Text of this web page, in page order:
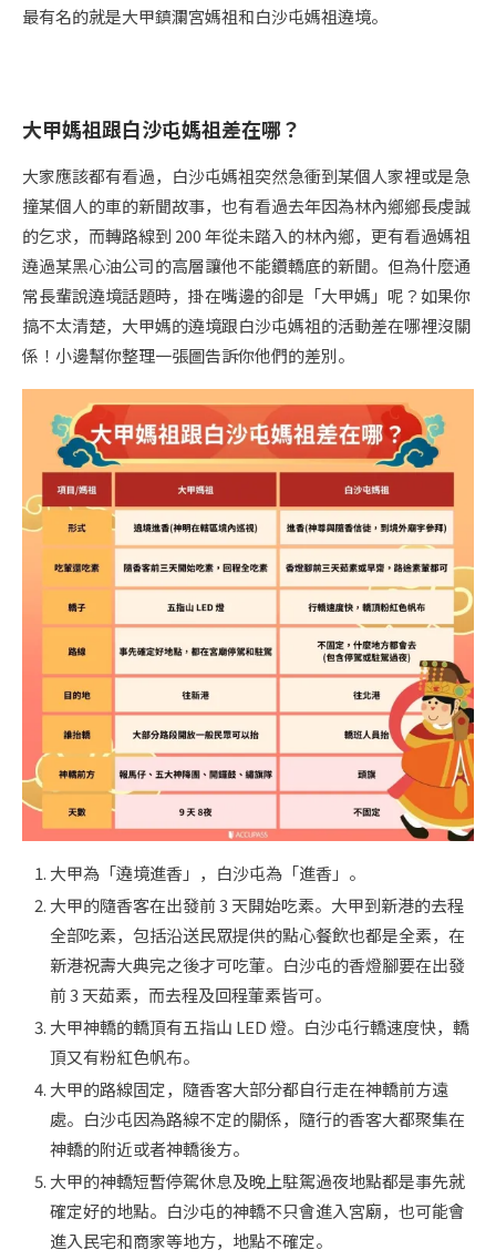
最有名的就是大甲鎮瀾宮媽祖和白沙屯媽祖遶境。
大甲媽祖跟白沙屯媽祖差在哪？
大家應該都有看過，白沙屯媽祖突然急衝到某個人家裡或是急
撞某個人的車的新聞故事，也有看過去年因為林內鄉鄉長虔誠
的乞求，而轉路線到 200 年從未踏入的林內鄉，更有看過媽祖
遶過某黑心油公司的高層讓他不能鑽轎底的新聞。但為什麼通
常長輩說遶境話題時，掛在嘴邊的卻是「大甲媽」呢？如果你
搞不太清楚，大甲媽的遶境跟白沙屯媽祖的活動差在哪裡沒關
係！小邊幫你整理一張圖告訴你他們的差別。
大甲為「遶境進香」，白沙屯為「進香」。
大甲的隨香客在出發前 3 天開始吃素。大甲到新港的去程
全部吃素，包括沿送民眾提供的點心餐飲也都是全素，在
新港祝壽大典完之後才可吃葷。白沙屯的香燈腳要在出發
前 3 天茹素，而去程及回程葷素皆可。
大甲神轎的轎頂有五指山 LED 燈。白沙屯行轎速度快，轎
頂又有粉紅色帆布。
大甲的路線固定，隨香客大部分都自行走在神轎前方遠
處。白沙屯因為路線不定的關係，隨行的香客大都聚集在
神轎的附近或者神轎後方。
大甲的神轎短暫停駕休息及晚上駐駕過夜地點都是事先就
確定好的地點。白沙屯的神轎不只會進入宮廟，也可能會
進入民宅和商家等地方，地點不確定。